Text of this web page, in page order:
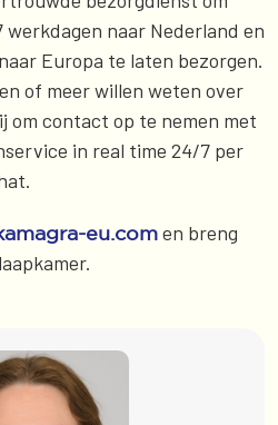
naar Nederland en
Europa te laten bezorgen.
of meer willen weten over
om contact op te nemen met
in real time 24/7 per
eu.com en breng